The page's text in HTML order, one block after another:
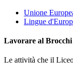
Unione
Lingue
Lavorare al Brocchi
Le attività che il